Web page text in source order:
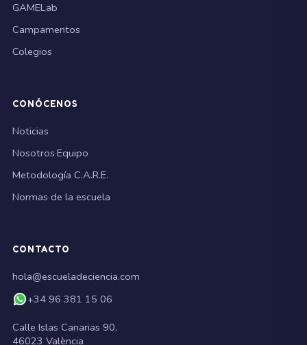
GAMELab
Campamentos
Colegios
CONÓCENOS
Noticias
Nosotros·Equipo
Metodología C.A.R.E.
Normas de la escuela
CONTACTO
hola@escueladeciencia.com
+34 96 381 15 06
Calle Islas Canarias 90,
46023 València